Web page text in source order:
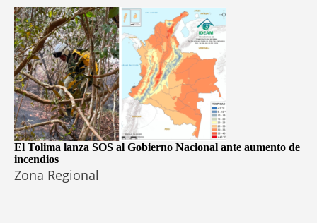
El Tolima lanza SOS al Gobierno Nacional ante aumento de
incendios
Zona Regional